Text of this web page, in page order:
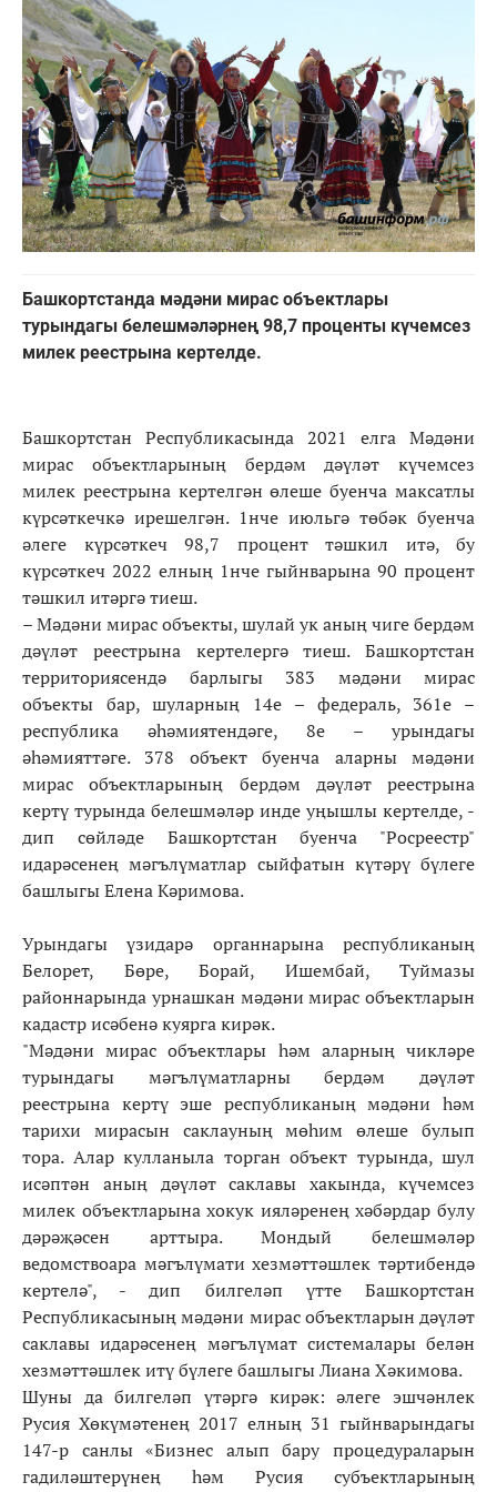
Башкортстанда мәдәни мирас объектлары
турындагы белешмәләрнең 98,7 проценты күчемсез
милек реестрына кертелде.
Башкортстан Республикасында 2021 елга Мәдәни
мирас объектларының бердәм дәүләт күчемсез
милек реестрына кертелгән өлеше буенча максатлы
күрсәткечкә ирешелгән. 1нче июльгә төбәк буенча
әлеге күрсәткеч 98,7 процент тәшкил итә, бу
күрсәткеч 2022 елның 1нче гыйнварына 90 процент
тәшкил итәргә тиеш.
– Мәдәни мирас объекты, шулай ук аның чиге бердәм
дәүләт реестрына кертелергә тиеш. Башкортстан
территориясендә барлыгы 383 мәдәни мирас
объекты бар, шуларның 14е – федераль, 361е –
республика әһәмиятендәге, 8е – урындагы
әһәмияттәге. 378 объект буенча аларны мәдәни
мирас объектларының бердәм дәүләт реестрына
кертү турында белешмәләр инде уңышлы кертелде, -
дип сөйләде Башкортстан буенча "Росреестр"
идарәсенең мәгълүматлар сыйфатын күтәрү бүлеге
башлыгы Елена Кәримова.
Урындагы үзидарә органнарына республиканың
Белорет, Бөре, Борай, Ишембай, Туймазы
районнарында урнашкан мәдәни мирас объектларын
кадастр исәбенә куярга кирәк.
"Мәдәни мирас объектлары һәм аларның чикләре
турындагы мәгълүматларны бердәм дәүләт
реестрына кертү эше республиканың мәдәни һәм
тарихи мирасын саклауның мөһим өлеше булып
тора. Алар кулланыла торган объект турында, шул
исәптән аның дәүләт саклавы хакында, күчемсез
милек объектларына хокук ияләренең хәбәрдар булу
дәрәҗәсен арттыра. Мондый белешмәләр
ведомствоара мәгълүмати хезмәттәшлек тәртибендә
кертелә", - дип билгеләп үтте Башкортстан
Республикасының мәдәни мирас объектларын дәүләт
саклавы идарәсенең мәгълүмат системалары белән
хезмәттәшлек итү бүлеге башлыгы Лиана Хәкимова.
Шуны да билгеләп үтәргә кирәк: әлеге эшчәнлек
Русия Хөкүмәтенең 2017 елның 31 гыйнварындагы
147-р санлы «Бизнес алып бару процедураларын
гадиләштерүнең һәм Русия субъектларының